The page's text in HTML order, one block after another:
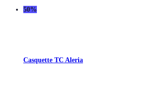
50%
Casquette TC Aleria